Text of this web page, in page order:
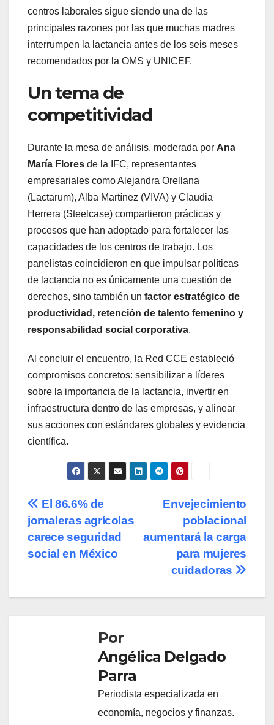
centros laborales sigue siendo una de las
principales razones por las que muchas madres
interrumpen la lactancia antes de los seis meses
recomendados por la OMS y UNICEF.
Un tema de
competitividad
Durante la mesa de análisis, moderada por Ana
María Flores de la IFC, representantes
empresariales como Alejandra Orellana
(Lactarum), Alba Martínez (VIVA) y Claudia
Herrera (Steelcase) compartieron prácticas y
procesos que han adoptado para fortalecer las
capacidades de los centros de trabajo. Los
panelistas coincidieron en que impulsar políticas
de lactancia no es únicamente una cuestión de
derechos, sino también un factor estratégico de
productividad, retención de talento femenino y
responsabilidad social corporativa.
Al concluir el encuentro, la Red CCE estableció
compromisos concretos: sensibilizar a líderes
sobre la importancia de la lactancia, invertir en
infraestructura dentro de las empresas, y alinear
sus acciones con estándares globales y evidencia
científica.
Navegación
de
entradas
Envejecimiento
poblacional
aumentará la carga
para mujeres
cuidadoras
El 86.6% de
jornaleras agrícolas
carece seguridad
social en México
Por
Angélica Delgado
Parra
Periodista especializada en
economía, negocios y finanzas.